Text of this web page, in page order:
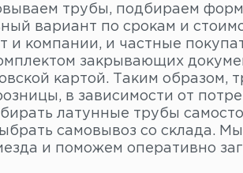
трубы, подбираем
вариант по срокам и
и компании, и частные
закрывающих
картой. Таким образом,
в зависимости от
латунные трубы
самовывоз со склада.
и поможем оперативно